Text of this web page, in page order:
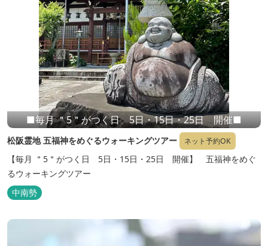
■毎月 ＂5＂がつく日 5日・15日・25日 開催■
松阪霊地 五福神をめぐるウォーキングツアー ネット予約OK
【毎月 ＂5＂がつく日 5日・15日・25日 開催】 五福神をめぐ
るウォーキングツアー
中南勢